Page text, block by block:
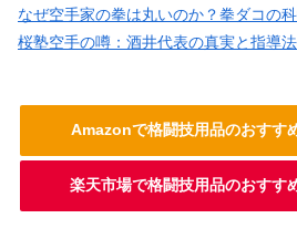
なぜ空手家の拳は丸いのか？拳ダコの
桜塾空手の噂：酒井代表の真実と指導
Amazonで格闘技用品のおすす
楽天市場で格闘技用品のおすす